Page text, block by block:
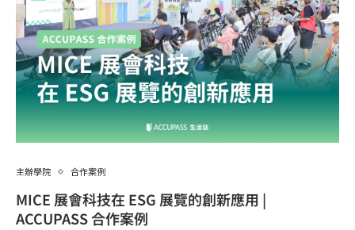
主辦學院 合作案例
MICE 展會科技在 ESG 展覽的創新應用 |
ACCUPASS 合作案例